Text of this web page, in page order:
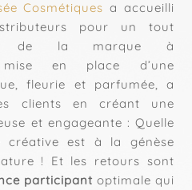
Cosmétiques a accueilli
pour un tout
de la marque à
mise en place d’une
fleurie et parfumée, a
clients en créant une
et engageante : Quelle
créative est à la génèse
! Et les retours sont
participant optimale qui